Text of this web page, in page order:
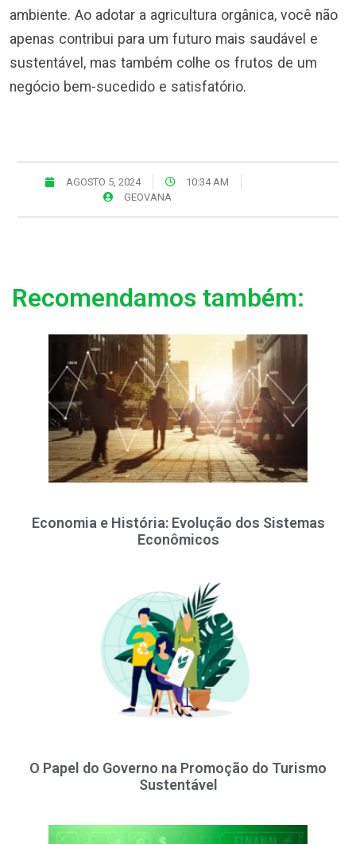
ambiente. Ao adotar a agricultura orgânica, você não
apenas contribui para um futuro mais saudável e
sustentável, mas também colhe os frutos de um
negócio bem-sucedido e satisfatório.
AGOSTO 5, 2024
10:34 AM
GEOVANA
Recomendamos também:
Economia e História: Evolução dos Sistemas
Econômicos
O Papel do Governo na Promoção do Turismo
Sustentável